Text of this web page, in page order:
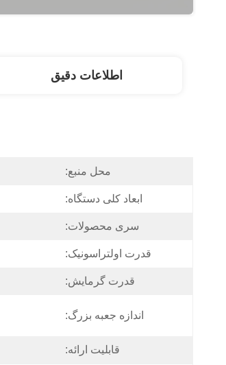
اطلاعات دقیق
محل منبع:
ابعاد کلی دستگاه:
سری محصولات:
قدرت اولتراسونیک:
قدرت گرمایش:
اندازه جعبه بزرگ:
قابلیت ارائه: